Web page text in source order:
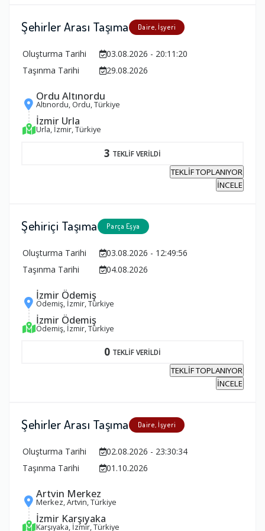
Şehirler Arası Taşıma Daire, İşyeri
Oluşturma Tarihi
03.08.2026 - 20:11:20
Taşınma Tarihi
29.08.2026
Ordu Altınordu
Altınordu, Ordu, Türkiye
İzmir Urla
Urla, İzmir, Türkiye
3 TEKLİF VERİLDİ
TEKLİF TOPLANIYOR
İNCELE
Şehiriçi Taşıma Parça Eşya
Oluşturma Tarihi
03.08.2026 - 12:49:56
Taşınma Tarihi
04.08.2026
İzmir Ödemiş
Ödemiş, İzmir, Türkiye
İzmir Ödemiş
Ödemiş, İzmir, Türkiye
0 TEKLİF VERİLDİ
TEKLİF TOPLANIYOR
İNCELE
Şehirler Arası Taşıma Daire, İşyeri
Oluşturma Tarihi
02.08.2026 - 23:30:34
Taşınma Tarihi
01.10.2026
Artvin Merkez
Merkez, Artvin, Türkiye
İzmir Karşıyaka
Karşıyaka, İzmir, Türkiye